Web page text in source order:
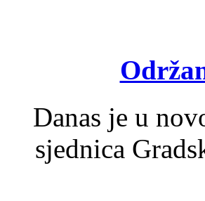
Danas je u
sjednica